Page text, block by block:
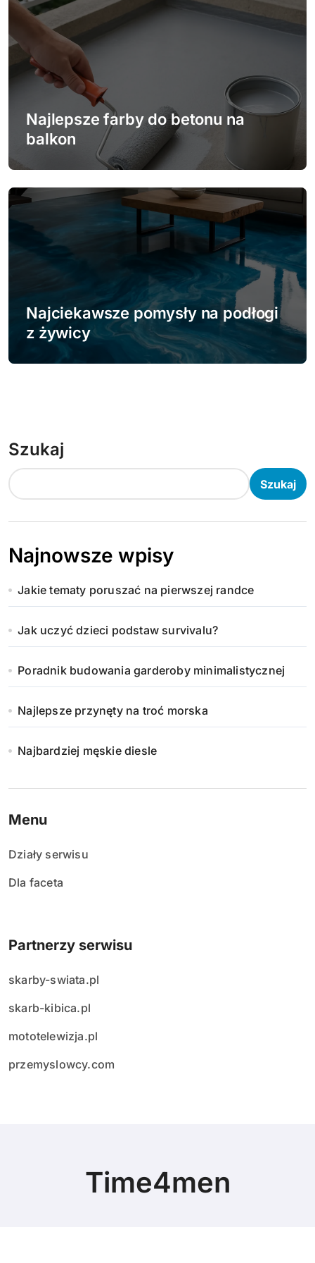
s
u
Najlepsze farby do betonu na
balkon
Najciekawsze pomysły na podłogi
z żywicy
Szukaj
Szukaj
Najnowsze wpisy
Jakie tematy poruszać na pierwszej randce
Jak uczyć dzieci podstaw survivalu?
Poradnik budowania garderoby minimalistycznej
Najlepsze przynęty na troć morska
Najbardziej męskie diesle
Menu
Działy serwisu
Dla faceta
Partnerzy serwisu
skarby-swiata.pl
skarb-kibica.pl
mototelewizja.pl
przemyslowcy.com
Time4men